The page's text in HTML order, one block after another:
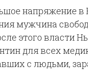
напряжение в
мужчина
этого власти
для всех
с людьми,